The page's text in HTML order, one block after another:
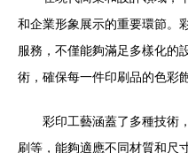
和企業形象展示的重要環節。
服務，不僅能夠滿足多樣化的
術，確保每一件印刷品的色彩
彩印工藝涵蓋了多種技術
刷等，能夠適應不同材質和尺